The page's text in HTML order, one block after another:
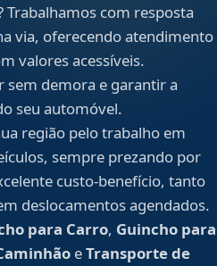
Trabalhamos com resposta
via, oferecendo atendimento
valores acessíveis.
sem demora e garantir a
seu automóvel.
região pelo trabalho em
sempre prezando por
custo-benefício, tanto
deslocamentos agendados.
para Carro, Guincho para
eTransporte de